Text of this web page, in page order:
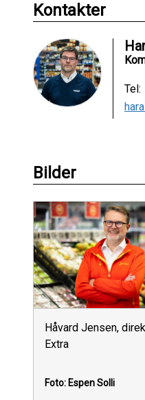
Kontakter
Tel:
Bilder
Håvard Jensen,
Extra
Foto: Espen Solli